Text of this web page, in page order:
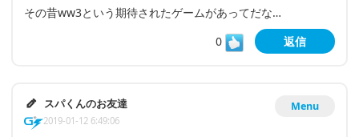
その昔ww3という期待されたゲームがあってだな…
0
返信
Menu
スパくんのお友達
2019-01-12 6:49:06